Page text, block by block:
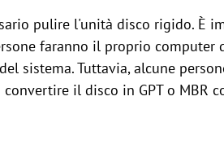
pulire l'unità disco rigido. È
faranno il proprio computer
sistema. Tuttavia, alcune
il disco in GPT o MBR